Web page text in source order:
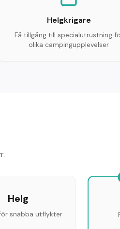
Helgkrigare
Få tillgång till specialutrustning
olika campingupplevelser
Helg
snabba utflykter